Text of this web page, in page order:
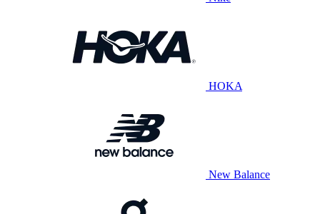
HOKA
New Balance